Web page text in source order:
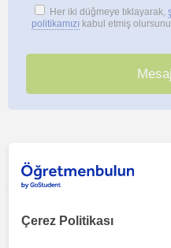
Her iki düğmeye tıklayarak,
politikamızı kabul etmiş
Bu ilanı paylaş
Çerez Politikası